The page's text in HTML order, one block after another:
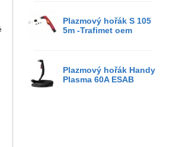
Plazmový hořák S 105
5m -Trafimet oem
Plazmový hořák Handy
Plasma 60A ESAB